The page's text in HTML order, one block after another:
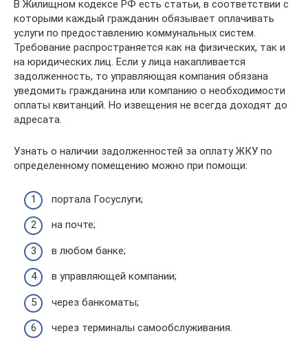
В Жилищном кодексе РФ есть статьи, в соответствии с
которыми каждый гражданин обязывает оплачивать
услуги по предоставлению коммунальных систем.
Требование распространяется как на физических, так и
на юридических лиц. Если у лица накапливается
задолженность, то управляющая компания обязана
уведомить гражданина или компанию о необходимости
оплаты квитанций. Но извещения не всегда доходят до
адресата.
Узнать о наличии задолженностей за оплату ЖКУ по
определенному помещению можно при помощи:
портала Госуслуги;
на почте;
в любом банке;
в управляющей компании;
через банкоматы;
через терминалы самообслуживания.